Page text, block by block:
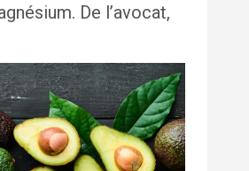
De l’avocat,